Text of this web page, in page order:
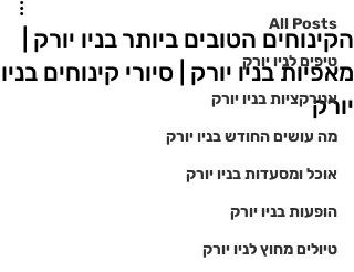
All Posts
טיפים לניו יורק
אטרקציות בניו יורק
מה עושים החודש בניו יורק
אוכל ומסעדות בניו יורק
הופעות בניו יורק
טיולים מחוץ לניו יורק
הקינוחים הטובים ביותר בניו יורק |
מאפיות בניו יורק | סיורי קינוחים בניו
יורק